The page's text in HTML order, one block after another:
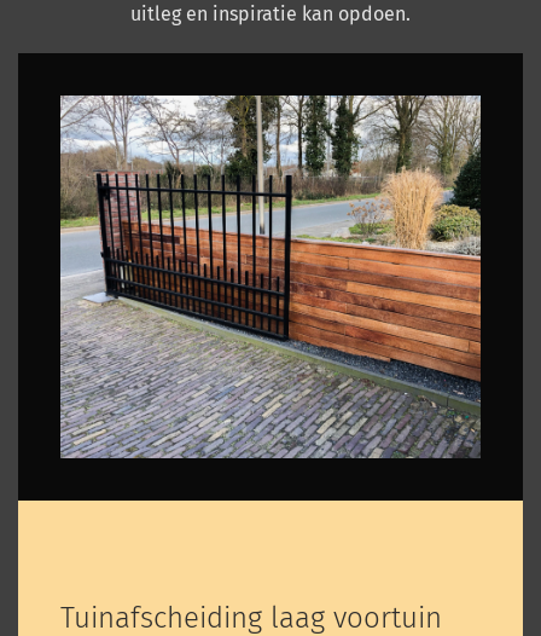
uitleg en inspiratie kan opdoen.
Tuinafscheiding laag voortuin